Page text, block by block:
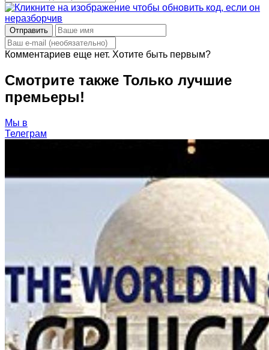
Отправить
Комментариев еще нет. Хотите быть первым?
Смотрите также Только лучшие
премьеры!
Мы в
Телеграм